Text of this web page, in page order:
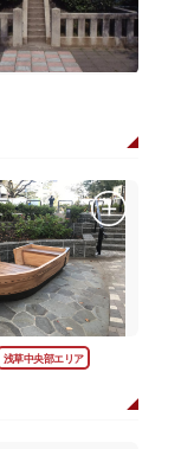
浅草中央部エリア